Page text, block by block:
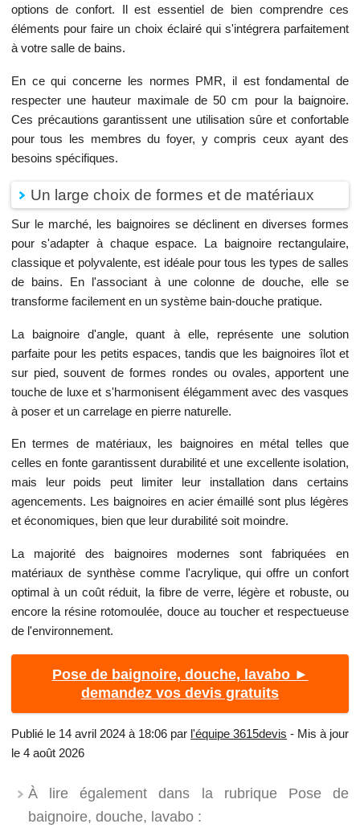
options de confort. Il est essentiel de bien comprendre ces
éléments pour faire un choix éclairé qui s'intégrera parfaitement
à votre salle de bains.
En ce qui concerne les normes PMR, il est fondamental de
respecter une hauteur maximale de 50 cm pour la baignoire.
Ces précautions garantissent une utilisation sûre et confortable
pour tous les membres du foyer, y compris ceux ayant des
besoins spécifiques.
Un large choix de formes et de matériaux
Sur le marché, les baignoires se déclinent en diverses formes
pour s'adapter à chaque espace. La baignoire rectangulaire,
classique et polyvalente, est idéale pour tous les types de salles
de bains. En l'associant à une colonne de douche, elle se
transforme facilement en un système bain-douche pratique.
La baignoire d'angle, quant à elle, représente une solution
parfaite pour les petits espaces, tandis que les baignoires îlot et
sur pied, souvent de formes rondes ou ovales, apportent une
touche de luxe et s'harmonisent élégamment avec des vasques
à poser et un carrelage en pierre naturelle.
En termes de matériaux, les baignoires en métal telles que
celles en fonte garantissent durabilité et une excellente isolation,
mais leur poids peut limiter leur installation dans certains
agencements. Les baignoires en acier émaillé sont plus légères
et économiques, bien que leur durabilité soit moindre.
La majorité des baignoires modernes sont fabriquées en
matériaux de synthèse comme l'acrylique, qui offre un confort
optimal à un coût réduit, la fibre de verre, légère et robuste, ou
encore la résine rotomoulée, douce au toucher et respectueuse
de l'environnement.
Pose de baignoire, douche, lavabo ►
demandez vos devis gratuits
Publié le 14 avril 2024 à 18:06 par l'équipe 3615devis - Mis à jour
le 4 août 2026
À lire également dans la rubrique Pose de
baignoire, douche, lavabo :